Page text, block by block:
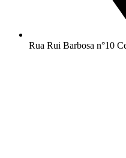
Rua Rui Barbosa n°10